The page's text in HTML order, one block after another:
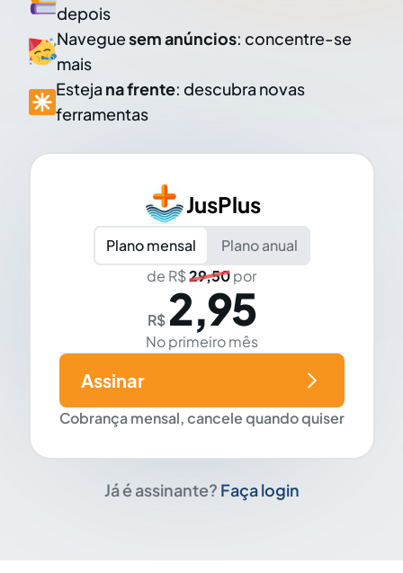
depois
Naveguesem anúncios: concentre-se
mais
Esteja na frente: descubra novas
ferramentas
JusPlus
Plano mensal
Plano anual
de R$29,50por
R$ 2,95
No primeiro mês
Cobrança mensal, cancele quando quiser
Assinar
Já é assinante? Faça login